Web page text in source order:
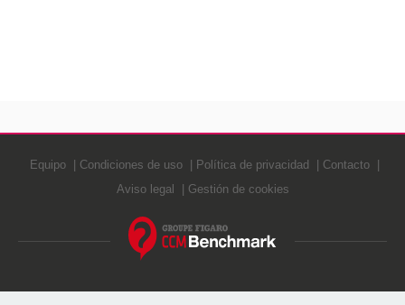
Equipo Condiciones de uso Política de privacidad
Contacto
Aviso legal
Gestión de cookies